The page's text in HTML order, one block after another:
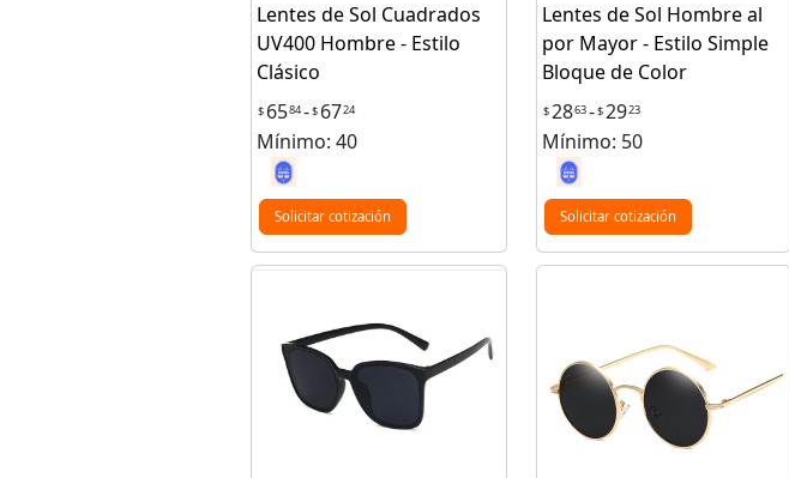
Lentes de Sol Cuadrados
UV400 Hombre - Estilo
Clásico
$ 6584-$ 6724
Mínimo: 40
Solicitar cotización
Lentes de Sol Hombre al
por Mayor - Estilo Simple
Bloque de Color
$2863-$2923
Mínimo: 50
Solicitar cotización